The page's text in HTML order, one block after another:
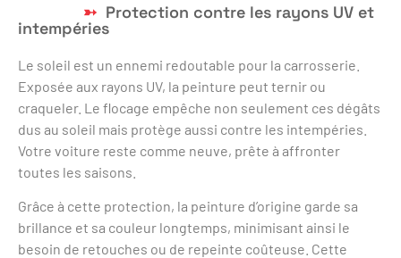
Protection contre les rayons UV et
intempéries
Le soleil est un ennemi redoutable pour la carrosserie.
Exposée aux rayons UV, la peinture peut ternir ou
craqueler. Le flocage empêche non seulement ces dégâts
dus au soleil mais protège aussi contre les intempéries.
Votre voiture reste comme neuve, prête à affronter
toutes les saisons.
Grâce à cette protection, la peinture d’origine garde sa
brillance et sa couleur longtemps, minimisant ainsi le
besoin de retouches ou de repeinte coûteuse. Cette